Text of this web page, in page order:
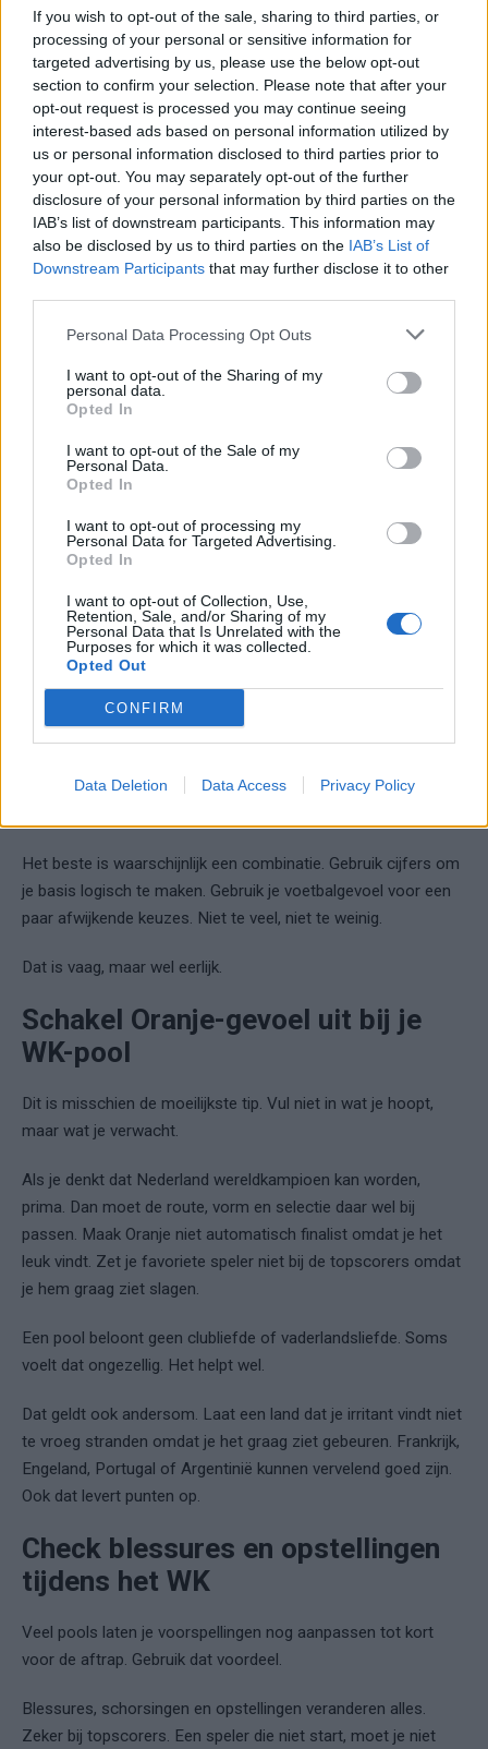
If you wish to opt-out of the sale, sharing to third parties, or
processing of your personal or sensitive information for
targeted advertising by us, please use the below opt-out
section to confirm your selection. Please note that after your
opt-out request is processed you may continue seeing
interest-based ads based on personal information utilized by
us or personal information disclosed to third parties prior to
your opt-out. You may separately opt-out of the further
disclosure of your personal information by third parties on the
IAB’s list of downstream participants. This information may
also be disclosed by us to third parties on the IAB’s List of
Downstream Participants that may further disclose it to other
Personal Data Processing Opt Outs
I want to opt-out of the Sharing of my
personal data.
Opted In
I want to opt-out of the Sale of my
Personal Data.
Opted In
I want to opt-out of processing my
Personal Data for Targeted Advertising.
Opted In
I want to opt-out of Collection, Use,
Retention, Sale, and/or Sharing of my
Personal Data that Is Unrelated with the
Purposes for which it was collected.
Opted Out
CONFIRM
Data Deletion Data Access Privacy Policy
corners en vrije trappen, zeker als goals van verdedigers extra
punten opleveren.
Een spits van een topland is veilig. Een goed gekozen
middenvelder kan verschil maken.
Daar moet je wel nuchter in blijven. Een speler kan geweldig
zijn, maar weinig minuten maken. Een vleugelaanvaller kan in
vorm zijn, maar geen penalty’s nemen. Een spits kan een
makkelijke poule hebben, maar na twee wedstrijden rust
Kleine dingen. Grote gevolgen.
Gebruik data, maar blijf zelf
nadenken
Voorspellingen van databureaus en bookmakers kunnen
verwachte doelpuntenmakers. Handig, zeker als je twijfelt
tussen twee landen of spelers.
Alleen voorspelt data geen heel WK netjes vooruit.
Toernooien zijn rommelig. Een rode kaart, blessure,
hittewedstrijd of strafschoppenserie kan alles veranderen.
Marokko haalde in 2022 de halve finale. Argentinië verloor
toen de eerste wedstrijd van Saudi-Arabië en werd alsnog
Het beste is waarschijnlijk een combinatie. Gebruik cijfers om
je basis logisch te maken. Gebruik je voetbalgevoel voor een
paar afwijkende keuzes. Niet te veel, niet te weinig.
Dat is vaag, maar wel eerlijk.
Schakel Oranje-gevoel uit bij je
WK-pool
Dit is misschien de moeilijkste tip. Vul niet in wat je hoopt,
maar wat je verwacht.
Als je denkt dat Nederland wereldkampioen kan worden,
prima. Dan moet de route, vorm en selectie daar wel bij
passen. Maak Oranje niet automatisch finalist omdat je het
leuk vindt. Zet je favoriete speler niet bij de topscorers omdat
je hem graag ziet slagen.
Een pool beloont geen clubliefde of vaderlandsliefde. Soms
voelt dat ongezellig. Het helpt wel.
Dat geldt ook andersom. Laat een land dat je irritant vindt niet
te vroeg stranden omdat je het graag ziet gebeuren. Frankrijk,
Engeland, Portugal of Argentinië kunnen vervelend goed zijn.
Ook dat levert punten op.
Check blessures en opstellingen
tijdens het WK
Veel pools laten je voorspellingen nog aanpassen tot kort
voor de aftrap. Gebruik dat voordeel.
Blessures, schorsingen en opstellingen veranderen alles.
Zeker bij topscorers. Een speler die niet start, moet je niet